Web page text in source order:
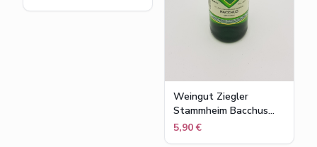
Weingut Ziegler
Stammheim Bacchus
halbtrocken
5,90 €